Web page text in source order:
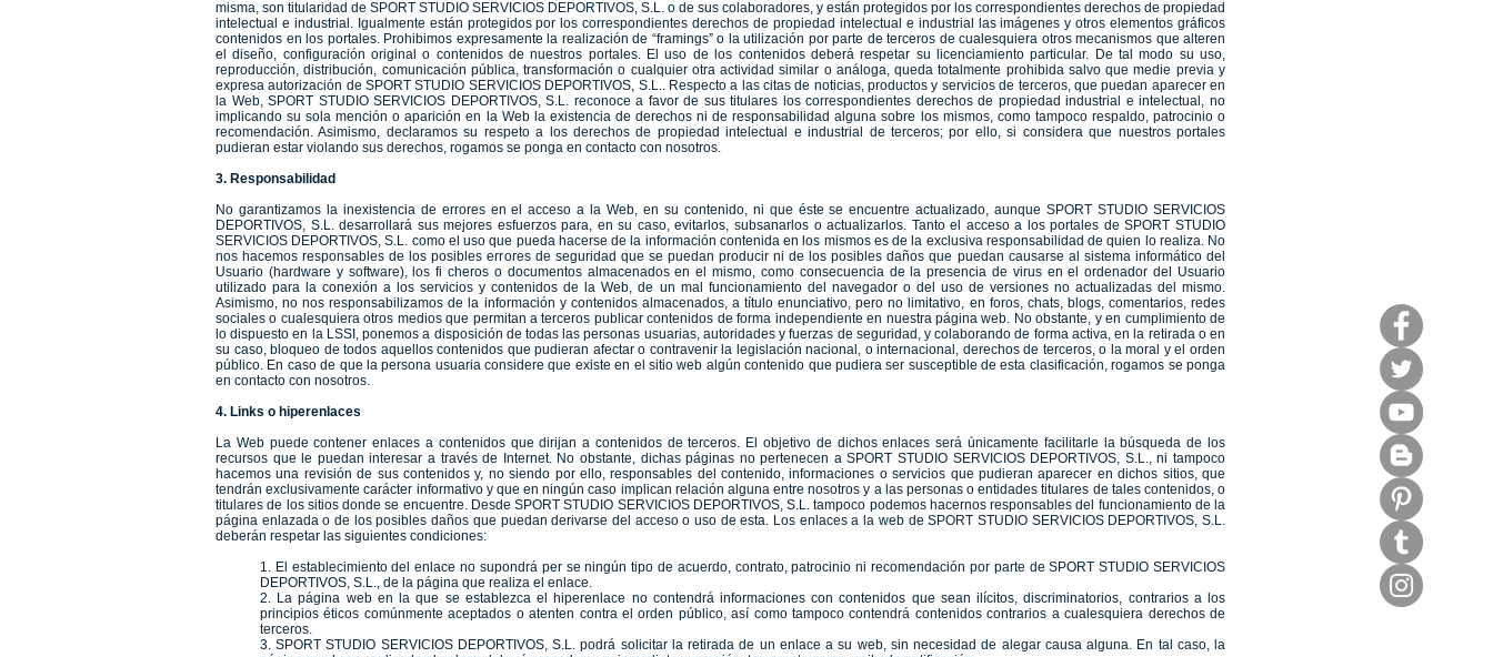
misma, son titularidad de SPORT STUDIO SERVICIOS DEPORTIVOS, S.L. o de sus colaboradores, y están protegidos por los correspondientes derechos de propiedad
intelectual e industrial. Igualmente están protegidos por los correspondientes derechos de propiedad intelectual e industrial las imágenes y otros elementos gráficos
contenidos en los portales. Prohibimos expresamente la realización de “framings” o la utilización por parte de terceros de cualesquiera otros mecanismos que alteren
el diseño, configuración original o contenidos de nuestros portales. El uso de los contenidos deberá respetar su licenciamiento particular. De tal modo su uso,
reproducción, distribución, comunicación pública, transformación o cualquier otra actividad similar o análoga, queda totalmente prohibida salvo que medie previa y
expresa autorización de SPORT STUDIO SERVICIOS DEPORTIVOS, S.L.. Respecto a las citas de noticias, productos y servicios de terceros, que puedan aparecer en
la Web, SPORT STUDIO SERVICIOS DEPORTIVOS, S.L. reconoce a favor de sus titulares los correspondientes derechos de propiedad industrial e intelectual, no
implicando su sola mención o aparición en la Web la existencia de derechos ni de responsabilidad alguna sobre los mismos, como tampoco respaldo, patrocinio o
recomendación. Asimismo, declaramos su respeto a los derechos de propiedad intelectual e industrial de terceros; por ello, si considera que nuestros portales
pudieran estar violando sus derechos, rogamos se ponga en contacto con nosotros.
3. Responsabilidad
No garantizamos la inexistencia de errores en el acceso a la Web, en su contenido, ni que éste se encuentre actualizado, aunque SPORT STUDIO SERVICIOS
DEPORTIVOS, S.L. desarrollará sus mejores esfuerzos para, en su caso, evitarlos, subsanarlos o actualizarlos. Tanto el acceso a los portales de SPORT STUDIO
SERVICIOS DEPORTIVOS, S.L. como el uso que pueda hacerse de la información contenida en los mismos es de la exclusiva responsabilidad de quien lo realiza. No
nos hacemos responsables de los posibles errores de seguridad que se puedan producir ni de los posibles daños que puedan causarse al sistema informático del
Usuario (hardware y software), los fi cheros o documentos almacenados en el mismo, como consecuencia de la presencia de virus en el ordenador del Usuario
utilizado para la conexión a los servicios y contenidos de la Web, de un mal funcionamiento del navegador o del uso de versiones no actualizadas del mismo.
Asimismo, no nos responsabilizamos de la información y contenidos almacenados, a título enunciativo, pero no limitativo, en foros, chats, blogs, comentarios, redes
sociales o cualesquiera otros medios que permitan a terceros publicar contenidos de forma independiente en nuestra página web. No obstante, y en cumplimiento de
lo dispuesto en la LSSI, ponemos a disposición de todas las personas usuarias, autoridades y fuerzas de seguridad, y colaborando de forma activa, en la retirada o en
su caso, bloqueo de todos aquellos contenidos que pudieran afectar o contravenir la legislación nacional, o internacional, derechos de terceros, o la moral y el orden
público. En caso de que la persona usuaria considere que existe en el sitio web algún contenido que pudiera ser susceptible de esta clasificación, rogamos se ponga
en contacto con nosotros.
4. Links o hiperenlaces
La Web puede contener enlaces a contenidos que dirijan a contenidos de terceros. El objetivo de dichos enlaces será únicamente facilitarle la búsqueda de los
recursos que le puedan interesar a través de Internet. No obstante, dichas páginas no pertenecen a SPORT STUDIO SERVICIOS DEPORTIVOS, S.L., ni tampoco
hacemos una revisión de sus contenidos y, no siendo por ello, responsables del contenido, informaciones o servicios que pudieran aparecer en dichos sitios, que
tendrán exclusivamente carácter informativo y que en ningún caso implican relación alguna entre nosotros y a las personas o entidades titulares de tales contenidos, o
titulares de los sitios donde se encuentre. Desde SPORT STUDIO SERVICIOS DEPORTIVOS, S.L. tampoco podemos hacernos responsables del funcionamiento de la
página enlazada o de los posibles daños que puedan derivarse del acceso o uso de esta. Los enlaces a la web de SPORT STUDIO SERVICIOS DEPORTIVOS, S.L.
deberán respetar las siguientes condiciones:
1. El establecimiento del enlace no supondrá per se ningún tipo de acuerdo, contrato, patrocinio ni recomendación por parte de SPORT STUDIO SERVICIOS
DEPORTIVOS, S.L., de la página que realiza el enlace.
2. La página web en la que se establezca el hiperenlace no contendrá informaciones con contenidos que sean ilícitos, discriminatorios, contrarios a los
principios éticos comúnmente aceptados o atenten contra el orden público, así como tampoco contendrá contenidos contrarios a cualesquiera derechos de
terceros.
3. SPORT STUDIO SERVICIOS DEPORTIVOS, S.L. podrá solicitar la retirada de un enlace a su web, sin necesidad de alegar causa alguna. En tal caso, la